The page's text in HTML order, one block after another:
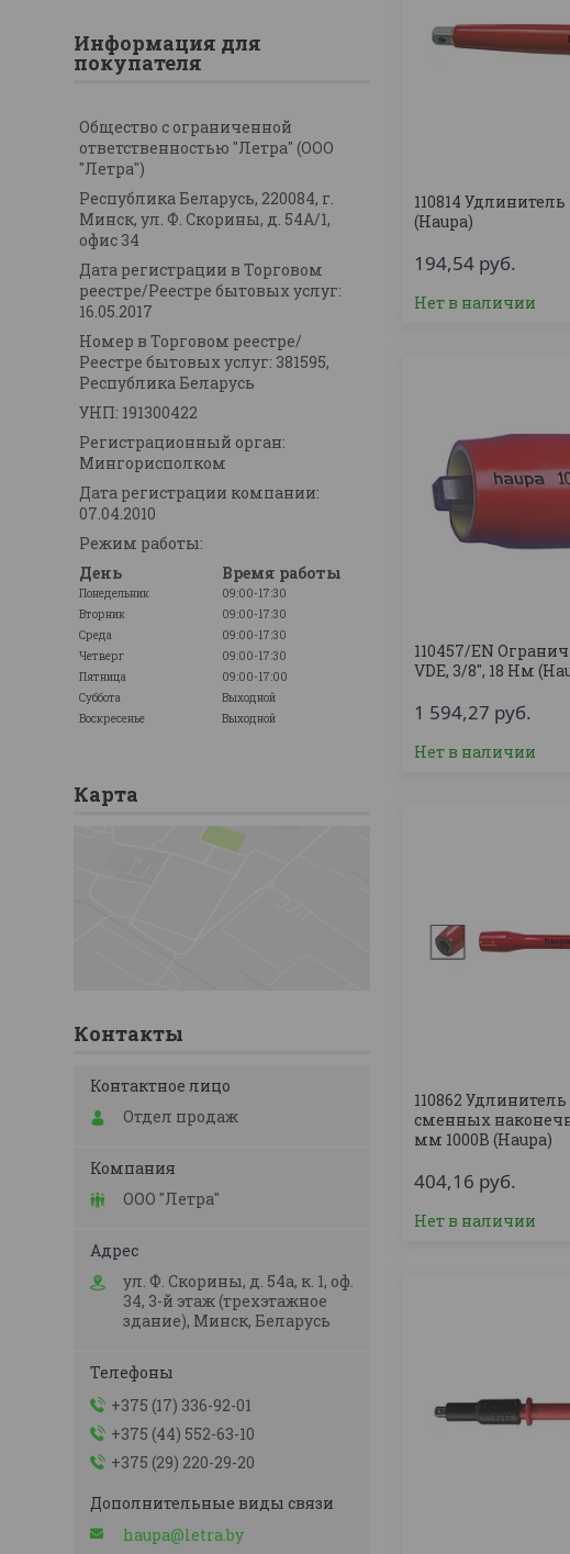
110814
(Haupa)
194,54 руб.
Нет в наличии
110457/EN
VDE, 3/8'', 18 Нм
1 594,27 руб.
Нет в наличии
110862
сменных
мм 1000В (Haupa)
404,16 руб.
Нет в наличии
Информация для
покупателя
Общество с ограниченной
ответственностью "Летра" (ООО
"Летра")
Республика Беларусь, 220084, г.
Минск, ул. Ф. Скорины, д. 54А/1,
офис 34
Дата регистрации в Торговом
реестре/Реестре бытовых услуг:
16.05.2017
Номер в Торговом реестре/
Реестре бытовых услуг: 381595,
Республика Беларусь
УНП: 191300422
Регистрационный орган:
Мингорисполком
Дата регистрации компании:
07.04.2010
Режим работы:
День
Время работы
Понедельник
09:00-17:30
Вторник
09:00-17:30
Среда
09:00-17:30
Четверг
09:00-17:30
Пятница
09:00-17:00
Суббота
Выходной
Воскресенье
Выходной
Карта
Контакты
Отдел продаж
ООО "Летра"
ул. Ф. Скорины, д. 54а, к. 1, оф.
34, 3-й этаж (трехэтажное
здание), Минск, Беларусь
+375 (17) 336-92-01
+375 (44) 552-63-10
+375 (29) 220-29-20
haupa@letra.by